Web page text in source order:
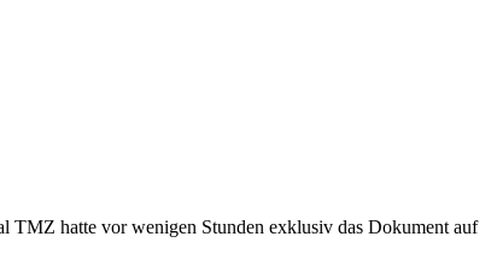
TMZ hatte vor wenigen Stunden exklusiv das Dokument auf